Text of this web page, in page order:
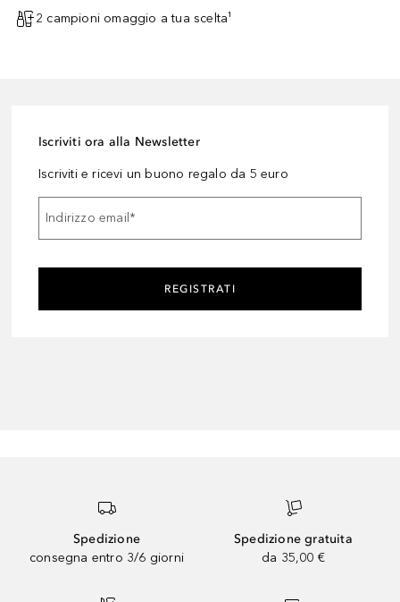
2 campioni omaggio a tua scelta¹
Iscriviti ora alla Newsletter
Iscriviti e ricevi un buono regalo da 5 euro
Indirizzo email*
REGISTRATI
Spedizione
consegna entro 3/6 giorni
Spedizione gratuita
da 35,00 €